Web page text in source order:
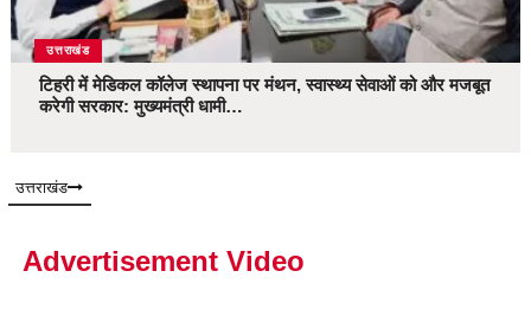
उत्तराखंड
टिहरी में मेडिकल कॉलेज स्थापना पर मंथन, स्वास्थ्य सेवाओं को और मजबूत
करेगी सरकार: मुख्यमंत्री धामी…
उत्तराखंड
Advertisement Video